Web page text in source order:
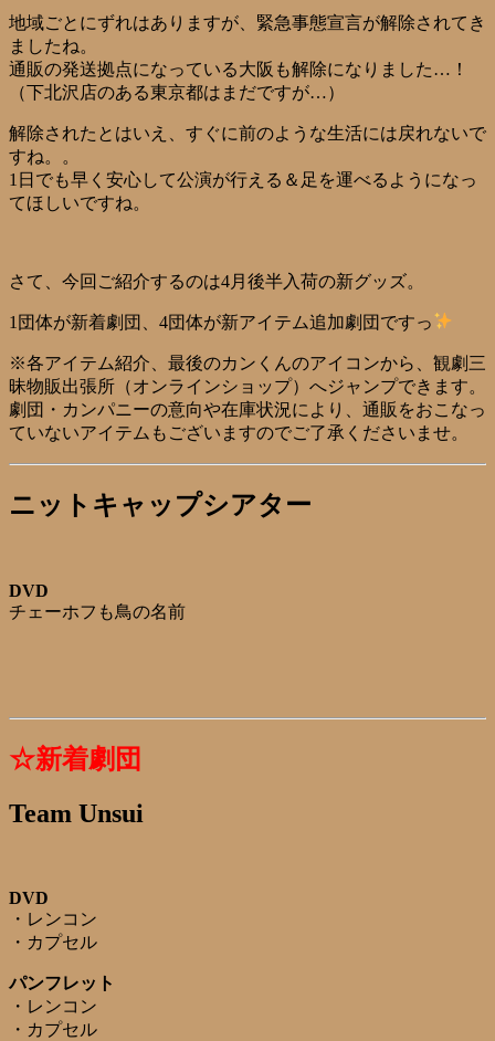
地域ごとにずれはありますが、緊急事態宣言が解除されてき
ましたね。
通販の発送拠点になっている大阪も解除になりました…！
（下北沢店のある東京都はまだですが…）
解除されたとはいえ、すぐに前のような生活には戻れないで
すね。。
1日でも早く安心して公演が行える＆足を運べるようになっ
てほしいですね。
さて、今回ご紹介するのは4月後半入荷の新グッズ。
1団体が新着劇団、4団体が新アイテム追加劇団ですっ
※各アイテム紹介、最後のカンくんのアイコンから、観劇三
昧物販出張所（オンラインショップ）へジャンプできます。
劇団・カンパニーの意向や在庫状況により、通販をおこなっ
ていないアイテムもございますのでご了承くださいませ。
ニットキャップシアター
DVD
チェーホフも鳥の名前
☆新着劇団
Team Unsui
DVD
・レンコン
・カプセル
パンフレット
・レンコン
・カプセル